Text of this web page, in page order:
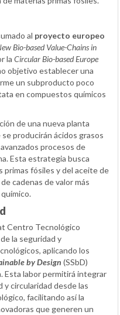
al proyecto europeo
Bio-based Value-Chains in
la Circular Bio-based Europe
objetivo establecer una
un subproducto poco
en compuestos químicos
de una nueva planta
producirán ácidos grasos
procesos de
Esta estrategia busca
primas fósiles y del aceite de
cadenas de valor más
Centro Tecnológico
la seguridad y
aplicando los
by Design (SSbD)
Esta labor permitirá integrar
circularidad desde las
facilitando así la
que generen un